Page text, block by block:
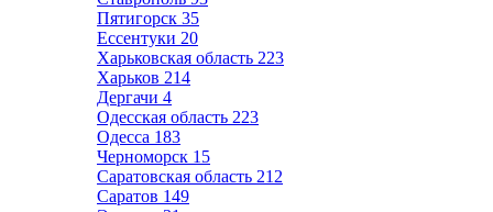
Пятигорск 35
Ессентуки 20
Харьковская область 223
Харьков 214
Дергачи 4
Одесская область 223
Одесса 183
Черноморск 15
Саратовская область 212
Саратов 149